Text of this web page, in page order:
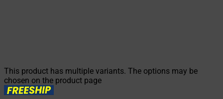
This product has multiple variants. The options may be
chosen on the product page